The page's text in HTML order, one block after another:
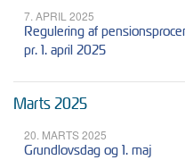
7. APRIL 2025
Regulering af
pr. 1. april 2025
Marts 2025
20. MARTS 2025
Grundlovsdag og 1. maj